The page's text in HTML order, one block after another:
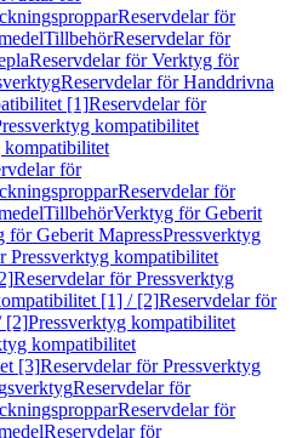
Reservdelar för
TillbehörReservdelar för
Reservdelar för Verktyg för
Reservdelar för Handdrivna
[1]Reservdelar för
kompatibilitet
kompatibilitet
för
Reservdelar för
TillbehörVerktyg för Geberit
för Geberit MapressPressverktyg
Pressverktyg kompatibilitet
Reservdelar för Pressverktyg
[1] / [2]Reservdelar för
[2]Pressverktyg kompatibilitet
kompatibilitet
[3]Reservdelar för Pressverktyg
Reservdelar för
Reservdelar för
Reservdelar för